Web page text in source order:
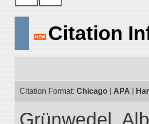
Citation
Citation Format: Chicago APA
Grünwedel,